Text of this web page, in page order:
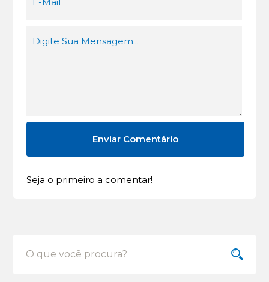
Seja o primeiro a comentar!